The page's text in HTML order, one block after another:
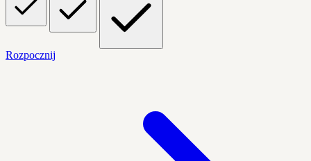
Rozpocznij